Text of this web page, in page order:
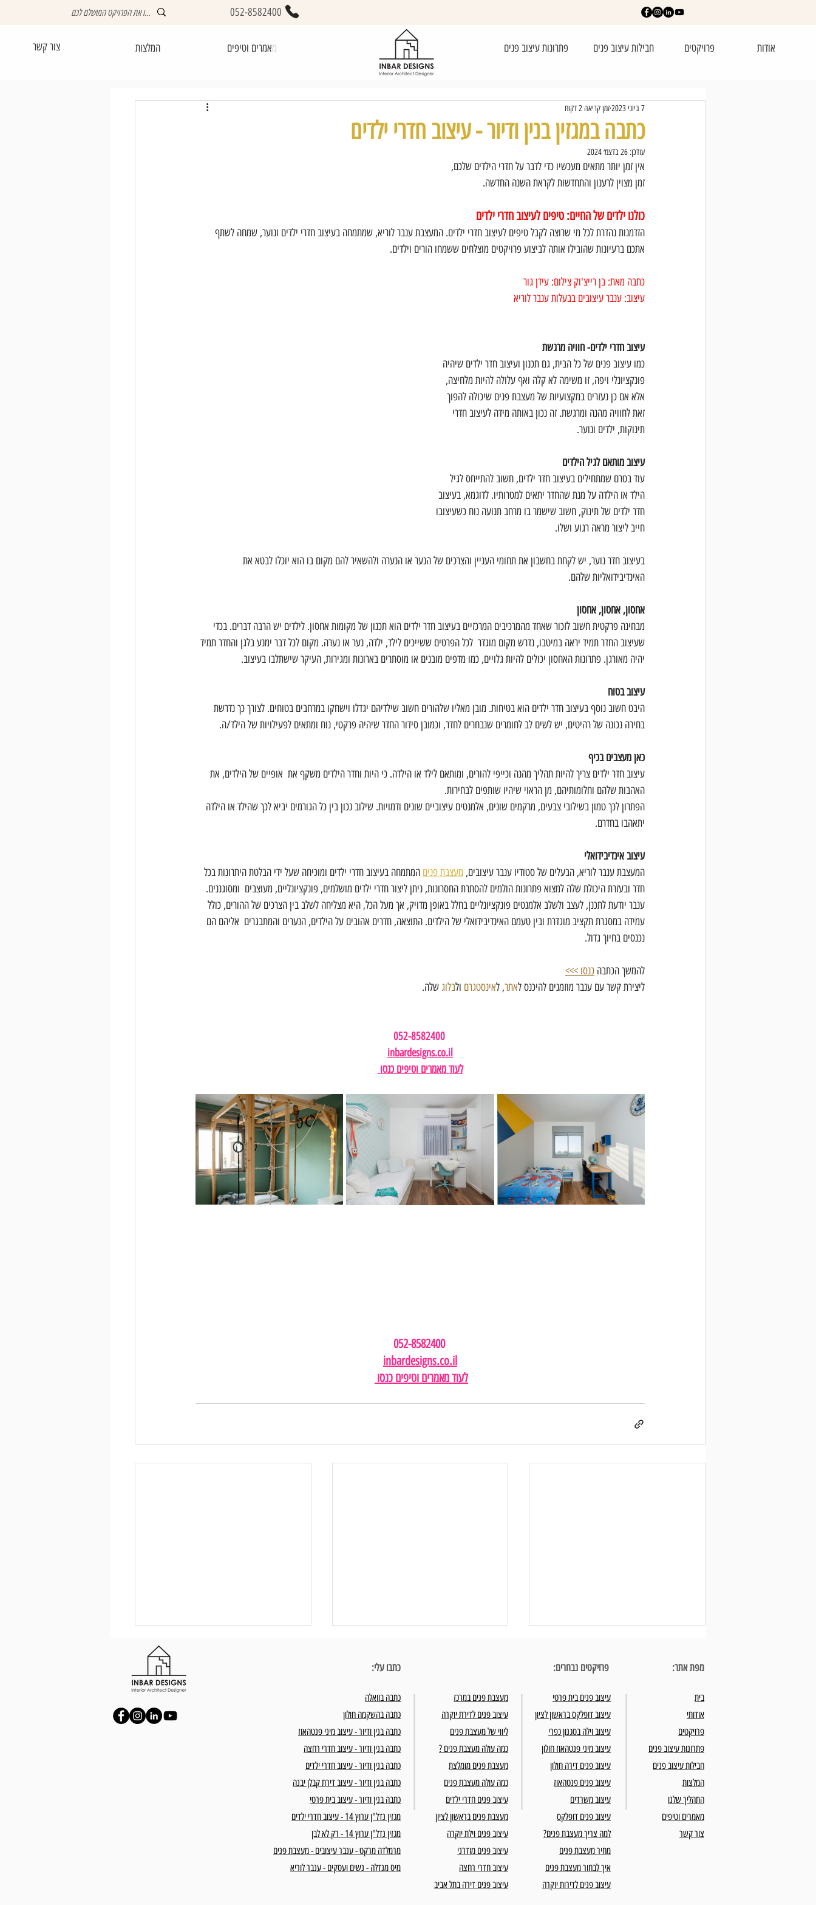
052-8582400
צור קשר המלצות מאמרים וטיפים פתרונות עיצוב פנים חבילות עיצוב פנים פרויקטים אודות
כתבה במגזין בנין ודיור - עיצוב חדרי ילדים
7 ביוני 2023 זמן קריאה 2 דקות
עודכן: 26 בדצמ׳ 2024
אין זמן יותר מתאים מעכשיו כדי לדבר על חדרי הילדים שלכם,
זמן מצוין לרענון והתחדשות לקראת השנה החדשה.
כולנו ילדים של החיים: טיפים לעיצוב חדרי ילדים
הזדמנות נהדרת לכל מי שרוצה לקבל טיפים לעיצוב חדרי ילדים. המעצבת ענבר לוריא, שמתמחה בעיצוב חדרי ילדים ונוער, שמחה לשתף
אתכם ברעיונות שהובילו אותה לביצוע פרויקטים מוצלחים ששמחו הורים וילדים.
כתבה מאת: בן רייצ'וק צילום: עידן גור
עיצוב: ענבר עיצובים בבעלות ענבר לוריא
עיצוב חדרי ילדים- חוויה מרגשת
כמו עיצוב פנים של כל הבית, גם תכנון ועיצוב חדר ילדים שיהיה
פונקציונלי ויפה, זו משימה לא קלה ואף עלולה להיות מלחיצה,
אלא אם כן נעזרים במקצועיות של מעצבת פנים שיכולה להפוך
זאת לחוויה מהנה ומרגשת. זה נכון באותה מידה לעיצוב חדרי
תינוקות, ילדים ונוער.
עיצוב מותאם לגיל הילדים
עוד בטרם שמתחילים בעיצוב חדר ילדים, חשוב להתייחס לגיל
הילד או הילדה על מנת שהחדר יתאים למטרותיו. לדוגמא, בעיצוב
חדר ילדים של תינוק, חשוב שישמר בו מרחב תנועה נוח כשעיצובו
חייב ליצור מראה רגוע ושלו.
בעיצוב חדר נוער, יש לקחת בחשבון את תחומי העניין והצרכים של הנער או הנערה ולהשאיר להם מקום בו הוא יוכלו לבטא את
האינדיבידואליות שלהם.
אחסון, אחסון, אחסון
מבחינה פרקטית חשוב לזכור שאחד מהמרכיבים המרכזיים בעיצוב חדר ילדים הוא תכנון של מקומות אחסון. לילדים יש הרבה דברים. בכדי
שעיצוב החדר תמיד יראה במיטבו, נדרש מקום מוגדר  לכל הפרטים ששייכים לילד, ילדה, נער או נערה. מקום לכל דבר ימנע בלגן והחדר תמיד
יהיה מאורגן. פתרונות האחסון יכולים להיות גלויים, כמו מדפים מובנים או מוסתרים בארונות ומגירות, העיקר שישתלבו בעיצוב.
עיצוב בטוח
היבט חשוב נוסף בעיצוב חדר ילדים הוא בטיחות. מובן מאליו שלהורים חשוב שילדיהם יגדלו וישחקו במרחבים בטוחים. לצורך כך נדרשת
בחירה נכונה של רהיטים, יש לשים לב לחומרים שנבחרים לחדר, וכמובן סידור החדר שיהיה פרקטי, נוח ומתאים לפעילויות של הילד/ה.
כאן מעצבים בכיף
עיצוב חדר ילדים צריך להיות תהליך מהנה וכייפי להורים, ומותאם לילד או הילדה. כי היות וחדר הילדים משקף את  אופיים של הילדים, את
האהבות שלהם וחלומותיהם, מן הראוי שיהיו שותפים לבחירות.
הפתרון לכך טמון בשילובי צבעים, מרקמים שונים, אלמנטים עיצוביים שונים ודמויות. שילוב נכון בין כל הגורמים יביא לכך שהילד או הילדה
יתאהבו בחדרם.
עיצוב אינדיבידואלי
המעצבת ענבר לוריא, הבעלים של סטודיו ענבר עיצובים, מעצבת פנים המתמחה בעיצוב חדרי ילדים ומוכיחה שעל ידי הבלטת היתרונות בכל
חדר ובעזרת היכולת שלה למצוא פתרונות הולמים להסתרת החסרונות, ניתן ליצור חדרי ילדים מושלמים, פונקציונליים, מעוצבים  ומסוגננים.
ענבר יודעת לתכנן, לעצב ולשלב אלמנטים פונקציונליים בחלל באופן מדויק, אך מעל הכל, היא מצליחה לשלב בין הצרכים של ההורים, כולל
עמידה במסגרת תקציב מוגדרת ובין טעמם האינדיבידואלי של הילדים. התוצאה, חדרים אהובים על הילדים, הנערים והמתבגרים  אליהם הם
נכנסים בחיוך גדול.
להמשך הכתבה כנסו >>>
ליצירת קשר עם ענבר מוזמנים להיכנס לאתר, לאינסטגרם ולבלוג שלה.
052-8582400
inbardesigns.co.il
לעוד מאמרים וטיפים כנסו
052-8582400
inbardesigns.co.il
לעוד מאמרים וטיפים כנסו
חדר הרחצה בחדר השינה - עיצוב פנים נכון
עיצוב חדרי שינה - יצירת חוויה בבית
כתבו עלי: פרויקטים נבחרים: מפת אתר:
עיצוב פנים בית פרטי
עיצוב דופלקס בראשון לציון
עיצוב וילה בסגנון כפרי
עיצוב מיני פנטהאוז חולון
עיצוב פנים דירה חולון
עיצוב פנים פנטהאוז
עיצוב משרדים
עיצוב פנים דופלקס
למה צריך מעצבת פנים?
מחיר מעצבת פנים
איך לבחור מעצבת פנים
עיצוב פנים לדירות יוקרה
בית
אודותי
פרויקטים
פתרונות עיצוב פנים
חבילות עיצוב פנים
המלצות
התהליך שלנו
מאמרים וטיפים
צור קשר
כתבה בוואלה
כתבה בהשקמה חולון
כתבה בנין ודיור - עיצוב מיני פנטהאוז
כתבה בנין ודיור - עיצוב חדרי רחצה
כתבה בנין ודיור - עיצוב חדרי ילדים
כתבה בנין ודיור - עיצוב דירת קבלן יבנה
כתבה בנין ודיור - עיצוב בית פרטי
מגזין נדל"ן ערוץ 14 - עיצוב חדרי ילדים
מגזין נדל"ן ערוץ 14 - רק לא לבן
מרמלדה מרקט - ענבר עיצובים - מעצבת פנים
מיס מנדלה - נשים ועסקים - ענבר לוריא
מעצבת פנים במרכז
עיצוב פנים לדירת יוקרה
ליווי של מעצבת פנים
כמה עולה מעצבת פנים ?
מעצבת פנים מומלצת
כמה עולה מעצבת פנים
עיצוב פנים חדרי ילדים
מעצבת פנים בראשון לציון
עיצוב פנים וילת יוקרה
עיצוב פנים מודרני
עיצוב חדרי רחצה
עיצוב פנים דירה בתל אביב